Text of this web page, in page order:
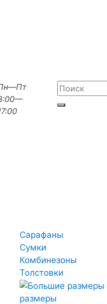
Сарафаны
Сумки
Комбинезоны
Толстовки
размеры